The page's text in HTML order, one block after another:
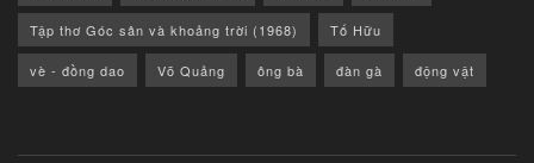
Tập thơ Góc sân và khoảng trời (1968) Tố Hữu
vè - đồng dao Võ Quảng ông bà đàn gà động vật